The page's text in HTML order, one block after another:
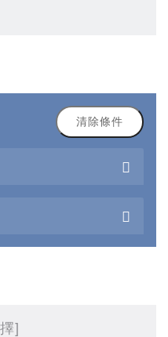
清除條件
]